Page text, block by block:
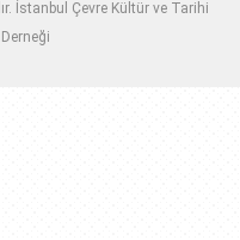
İstanbul Çevre Kültür ve Tarihi